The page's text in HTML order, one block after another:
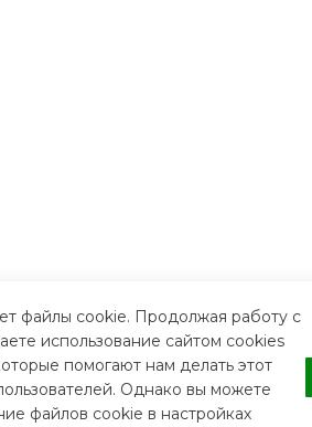
файлы cookie. Продолжая работу с
использование сайтом cookies
помогают нам делать этот
Однако вы можете
файлов cookie в настройках